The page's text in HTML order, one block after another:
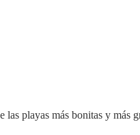
las playas más bonitas y más